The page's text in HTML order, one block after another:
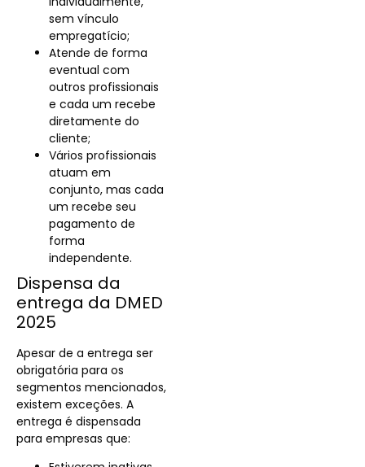
sem vínculo
empregatício;
Atende de forma
eventual com
outros profissionais
e cada um recebe
diretamente do
cliente;
Vários profissionais
atuam em
conjunto, mas cada
um recebe seu
pagamento de
forma
independente.
Dispensa da
entrega da DMED
2025
Apesar de a entrega ser
obrigatória para os
segmentos mencionados,
existem exceções. A
entrega é dispensada
para empresas que: